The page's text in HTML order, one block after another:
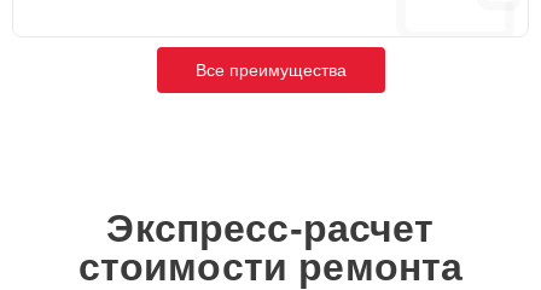
Все преимущества
Экспресс-расчет
стоимости ремонта